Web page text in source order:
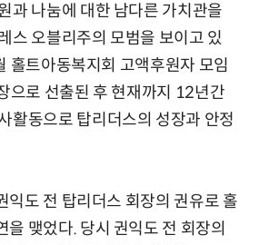
과 나눔에 대한 남다른 가치관을
스 오블리주의 모범을 보이고 있
홀트아동복지회 고액후원자 모임
으로 선출된 후 현재까지 12년간
활동으로 탑리더스의 성장과 안정
익도 전 탑리더스 회장의 권유로 홀
을 맺었다. 당시 권익도 전 회장의